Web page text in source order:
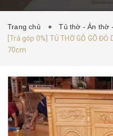
HƯỚNG DẪN MUA HÀNG
Trang chủ
Tủ thờ - Án thờ
[Trả góp 0%] TỦ THỜ GỖ GÕ
70cm